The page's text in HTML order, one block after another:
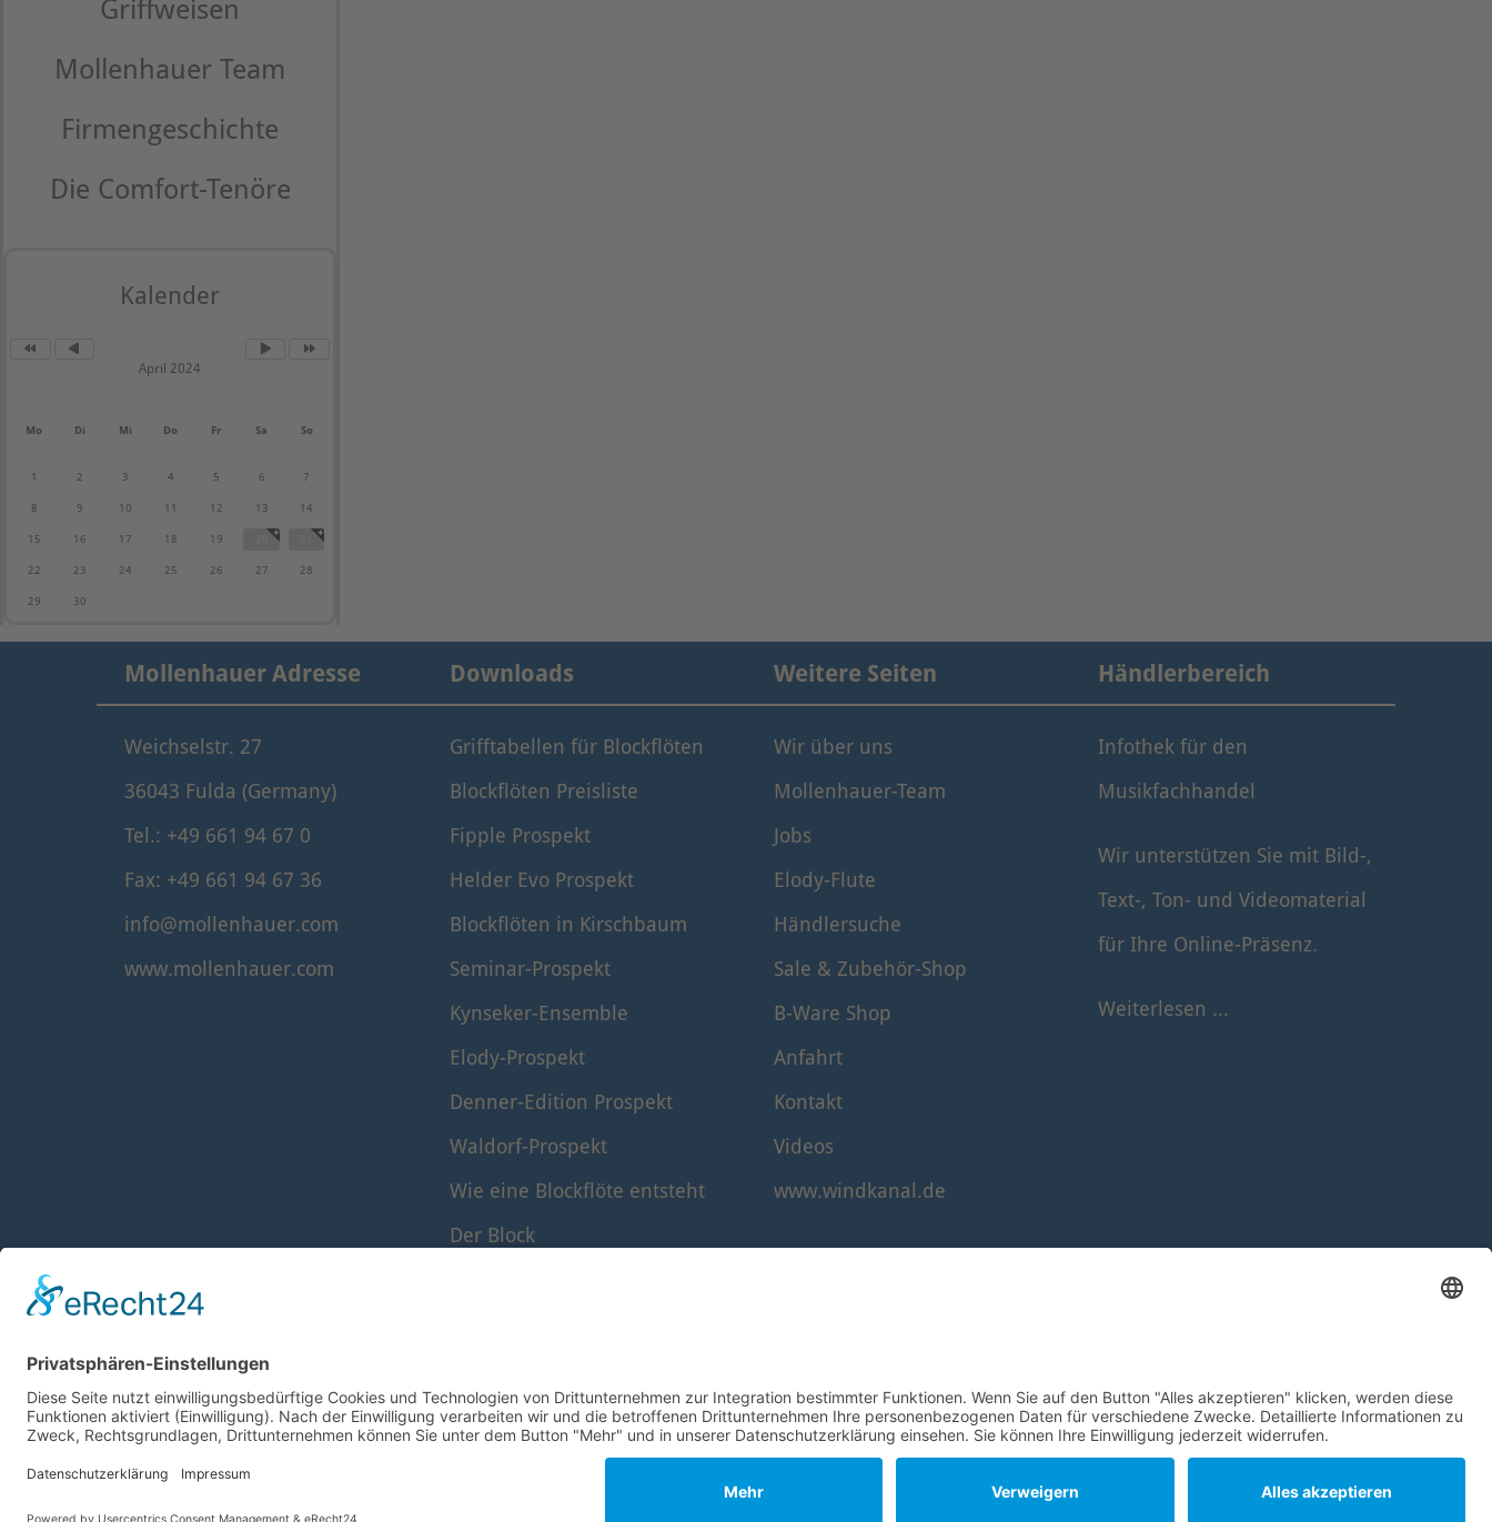
Griffweisen
Mollenhauer Team
Firmengeschichte
Die Comfort-Tenöre
Kalender
April 2024
Mo Di Mi Do Fr Sa So
1 2 3 4 5 6 7
8 9 10 11 12 13 14
15 16 17 18 19
22 23 24 25 26 27 28
29 30
Mollenhauer Adresse
Weichselstr. 27
36043 Fulda (Germany)
Tel.: +49 661 94 67 0
Fax: +49 661 94 67 36
info@mollenhauer.com
www.mollenhauer.com
Downloads
Grifftabellen für Blockflöten
Blockflöten Preisliste
Fipple Prospekt
Helder Evo Prospekt
Blockflöten in Kirschbaum
Seminar-Prospekt
Kynseker-Ensemble
Elody-Prospekt
Denner-Edition Prospekt
Waldorf-Prospekt
Wie eine Blockflöte entsteht
Der Block
Weitere Seiten
Wir über uns
Mollenhauer-Team
Jobs
Elody-Flute
Händlersuche
Sale & Zubehör-Shop
B-Ware Shop
Anfahrt
Kontakt
Videos
www.windkanal.de
Händlerbereich
Infothek für den
Musikfachhandel
Wir unterstützen Sie mit Bild-,
Text-, Ton- und Videomaterial
für Ihre Online-Präsenz.
Weiterlesen ...